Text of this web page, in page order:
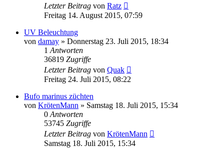
Letzter Beitrag von Ratz
Freitag 14. August 2015, 07:59
UV Beleuchtung
von damay » Donnerstag 23. Juli 2015, 18:34
1 Antworten
36819 Zugriffe
Letzter Beitrag von Quak
Freitag 24. Juli 2015, 08:22
Bufo marinus züchten
von KrötenMann » Samstag 18. Juli 2015, 15:34
0 Antworten
53745 Zugriffe
Letzter Beitrag von KrötenMann
Samstag 18. Juli 2015, 15:34